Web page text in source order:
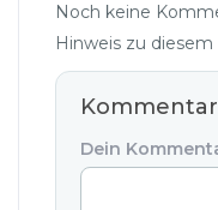
Noch keine
Hinweis zu diesem
Dein